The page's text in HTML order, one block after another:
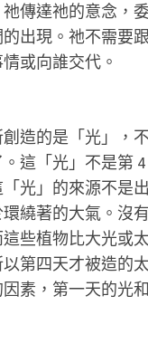
傳達祂的意念，
出現。祂不需要
或向誰交代。
造的是「光」，
這「光」不是第
光」的來源不是
繞著的大氣。沒
些植物比大光或
第四天才被造的
素，第一天的光